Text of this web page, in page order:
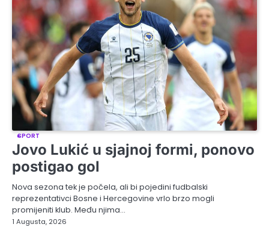
SPORT
Jovo Lukić u sjajnoj formi, ponovo
postigao gol
Nova sezona tek je počela, ali bi pojedini fudbalski
reprezentativci Bosne i Hercegovine vrlo brzo mogli
promijeniti klub. Među njima…
1 Augusta, 2026